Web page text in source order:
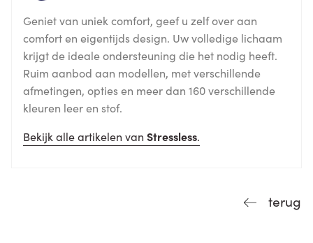
Geniet van uniek comfort, geef u zelf over aan
comfort en eigentijds design. Uw volledige lichaam
krijgt de ideale ondersteuning die het nodig heeft.
Ruim aanbod aan modellen, met verschillende
afmetingen, opties en meer dan 160 verschillende
kleuren leer en stof.
Bekijk alle artikelen van Stressless.
terug